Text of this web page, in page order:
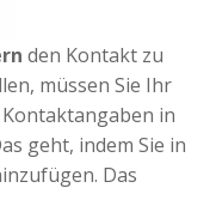
den Kontakt zu
müssen Sie Ihr
in
geht, indem Sie in
Das